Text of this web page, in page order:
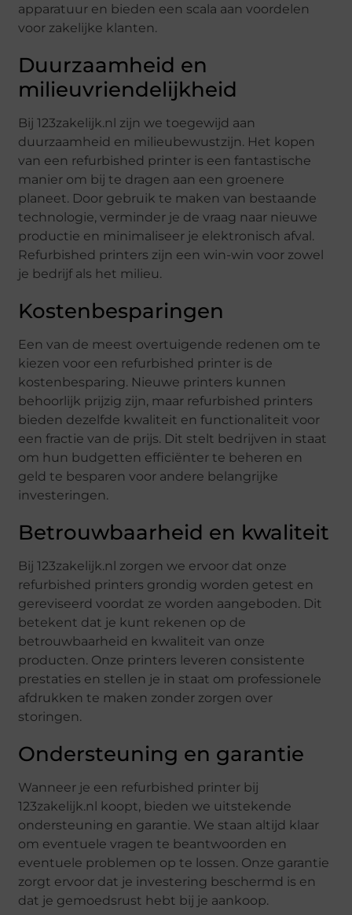
apparatuur en bieden een scala aan voordelen
voor zakelijke klanten.
Duurzaamheid en
milieuvriendelijkheid
Bij 123zakelijk.nl zijn we toegewijd aan
duurzaamheid en milieubewustzijn. Het kopen
van een refurbished printer is een fantastische
manier om bij te dragen aan een groenere
planeet. Door gebruik te maken van bestaande
technologie, verminder je de vraag naar nieuwe
productie en minimaliseer je elektronisch afval.
Refurbished printers zijn een win-win voor zowel
je bedrijf als het milieu.
Kostenbesparingen
Een van de meest overtuigende redenen om te
kiezen voor een refurbished printer is de
kostenbesparing. Nieuwe printers kunnen
behoorlijk prijzig zijn, maar refurbished printers
bieden dezelfde kwaliteit en functionaliteit voor
een fractie van de prijs. Dit stelt bedrijven in staat
om hun budgetten efficiënter te beheren en
geld te besparen voor andere belangrijke
investeringen.
Betrouwbaarheid en kwaliteit
Bij 123zakelijk.nl zorgen we ervoor dat onze
refurbished printers grondig worden getest en
gereviseerd voordat ze worden aangeboden. Dit
betekent dat je kunt rekenen op de
betrouwbaarheid en kwaliteit van onze
producten. Onze printers leveren consistente
prestaties en stellen je in staat om professionele
afdrukken te maken zonder zorgen over
storingen.
Ondersteuning en garantie
Wanneer je een refurbished printer bij
123zakelijk.nl koopt, bieden we uitstekende
ondersteuning en garantie. We staan altijd klaar
om eventuele vragen te beantwoorden en
eventuele problemen op te lossen. Onze garantie
zorgt ervoor dat je investering beschermd is en
dat je gemoedsrust hebt bij je aankoop.